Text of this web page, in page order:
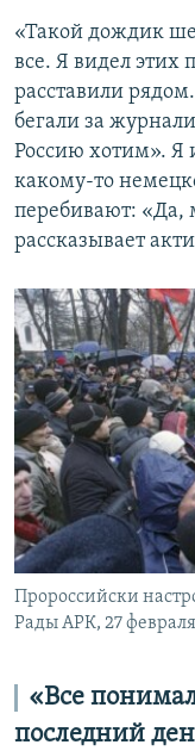
«Такой дождик
все. Я видел этих
расставили
бегали за
Россию хотим». Я
какому-то
перебивают: «Да,
рассказывает
Пророссийски
Рады АРК, 27 февраля
«Все
последний